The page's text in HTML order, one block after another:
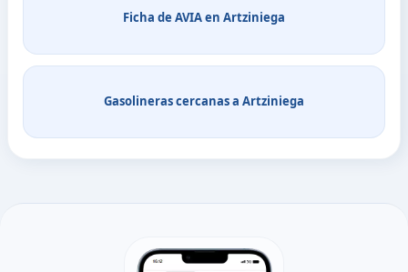
Ficha de AVIA en Artziniega
Gasolineras cercanas a Artziniega